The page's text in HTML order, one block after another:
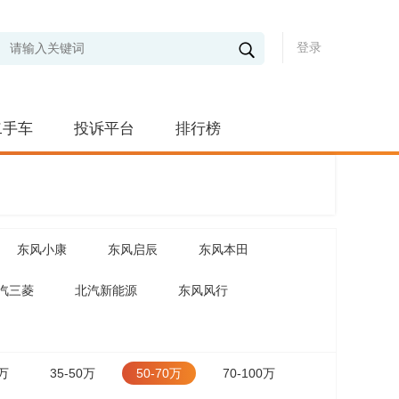
登录
车 投诉平台 排行榜
东风小康 东风启辰 东风本田
三菱 北汽新能源 东风风行
35-50万 50-70万 70-100万